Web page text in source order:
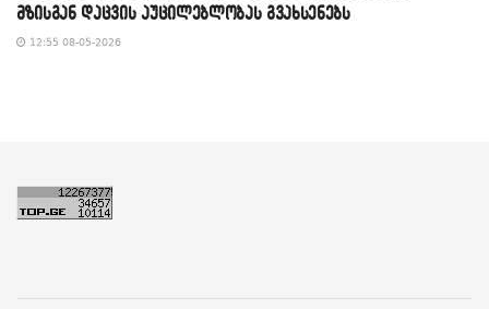
მზისგან დაცვის აუცილებლობას გვახსენებს
12:55 08-05-2026